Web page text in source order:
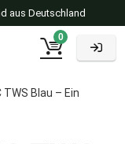
aus Deutschland
0
Blau – Ein